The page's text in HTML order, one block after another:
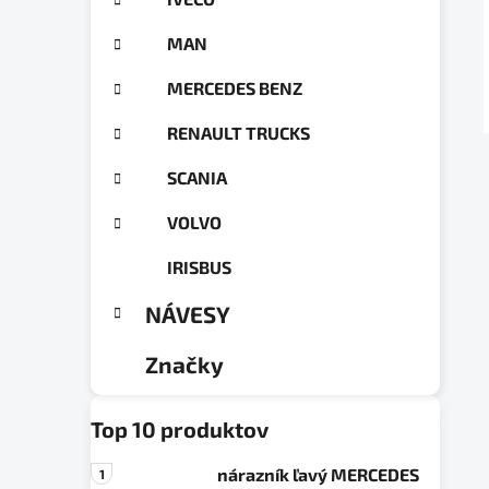
MAN
MERCEDES BENZ
RENAULT TRUCKS
SCANIA
VOLVO
IRISBUS
NÁVESY
Značky
Top 10 produktov
nárazník ľavý MERCEDES